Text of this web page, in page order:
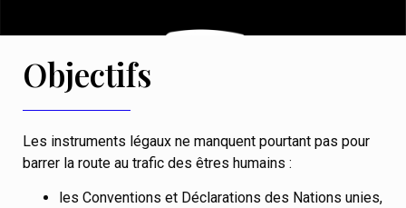
Objectifs
Les instruments légaux ne manquent pourtant pas pour
barrer la route au trafic des êtres humains :
les Conventions et Déclarations des Nations unies,